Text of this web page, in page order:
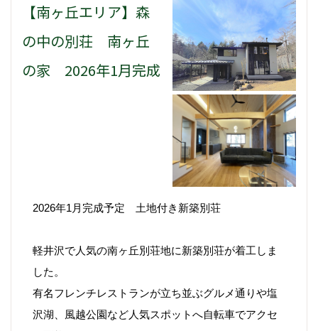
【南ヶ丘エリア】森
の中の別荘 南ヶ丘
の家 2026年1月完成
2026年1月完成予定 土地付き新築別荘
軽井沢で人気の南ヶ丘別荘地に新築別荘が着工しま
した。
有名フレンチレストランが立ち並ぶグルメ通りや塩
沢湖、風越公園など人気スポットへ自転車でアクセ